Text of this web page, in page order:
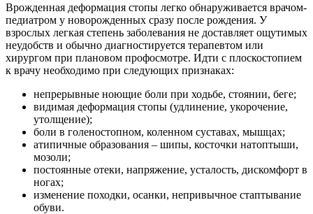
Врожденная деформация стопы легко обнаруживается врачом-
педиатром у новорожденных сразу после рождения. У
взрослых легкая степень заболевания не доставляет ощутимых
неудобств и обычно диагностируется терапевтом или
хирургом при плановом профосмотре. Идти с плоскостопием
к врачу необходимо при следующих признаках:
непрерывные ноющие боли при ходьбе, стоянии, беге;
видимая деформация стопы (удлинение, укорочение,
утолщение);
боли в голеностопном, коленном суставах, мышцах;
атипичные образования – шипы, косточки натоптыши,
мозоли;
постоянные отеки, напряжение, усталость, дискомфорт в
ногах;
изменение походки, осанки, непривычное стаптывание
обуви.